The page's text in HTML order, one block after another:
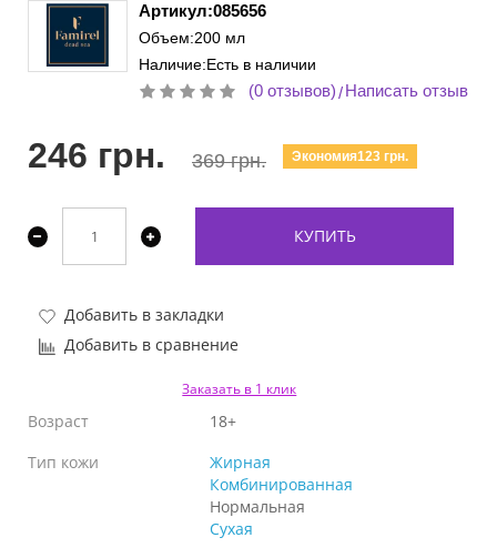
Артикул:085656
Объем:200 мл
Наличие:Есть в наличии
(0 отзывов)/Написать отзыв
246 грн. 369 грн. Экономия123 грн.
КУПИТЬ
Добавить в закладки
Добавить в сравнение
Заказать в 1 клик
Возраст
18+
Тип кожи
Жирная
Комбинированная
Нормальная
Сухая